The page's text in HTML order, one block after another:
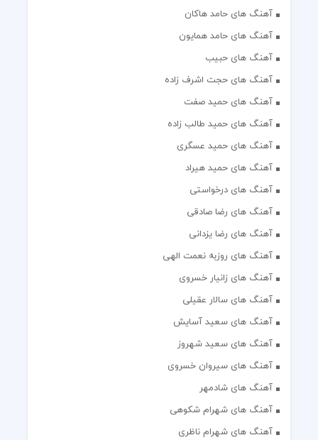
آهنگ های حامد هاکان
آهنگ های حامد همایون
آهنگ های حبیب
آهنگ های حجت اشرف زاده
آهنگ های حمید صفت
آهنگ های حمید طالب زاده
آهنگ های حمید عسگری
آهنگ های حمید هیراد
آهنگ های درخواستی
آهنگ های رضا صادقی
آهنگ های رضا یزدانی
آهنگ های روزبه نعمت الهی
آهنگ های زانیار خسروی
آهنگ های سالار عقیلی
آهنگ های سعید آسایش
آهنگ های سعید شهروز
آهنگ های سیروان خسروی
آهنگ های شادمهر
آهنگ های شهرام شکوهی
آهنگ های شهرام ناظری